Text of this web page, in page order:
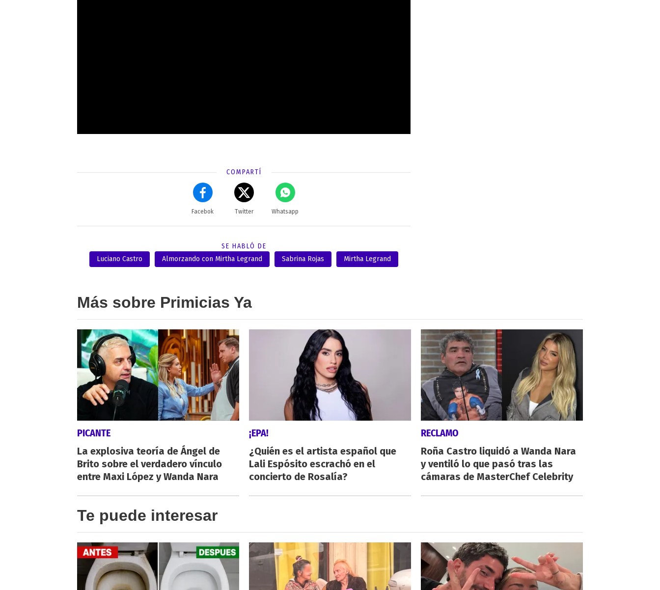
COMPARTÍ
Facebok Twitter Whatsapp
SE HABLÓ DE
Luciano Castro
Almorzando con Mirtha Legrand Sabrina Rojas Mirtha Legrand
Más sobre Primicias Ya
PICANTE
La explosiva teoría de Ángel de
Brito sobre el verdadero vínculo
entre Maxi López y Wanda Nara
¡EPA!
¿Quién es el artista español que
Lali Espósito escrachó en el
concierto de Rosalía?
RECLAMO
Roña Castro liquidó a Wanda Nara
y ventiló lo que pasó tras las
cámaras de MasterChef Celebrity
Te puede interesar